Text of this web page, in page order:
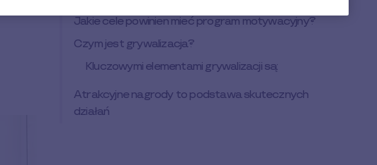
Jakie cele powinien mieć program motywacyjny?
Czym jest grywalizacja?
Kluczowymi elementami grywalizacji są:
Atrakcyjne nagrody to podstawa skutecznych
działań